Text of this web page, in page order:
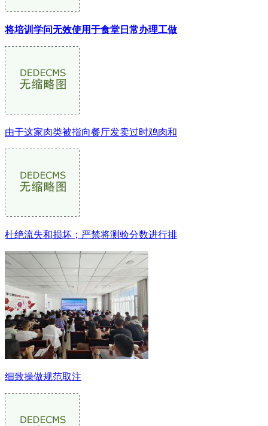
将培训学问无效使用于食堂日常办理工做
由于这家肉类被指向餐厅发卖过时鸡肉和
杜绝流失和损坏；严禁将测验分数进行排
细致操做规范取注